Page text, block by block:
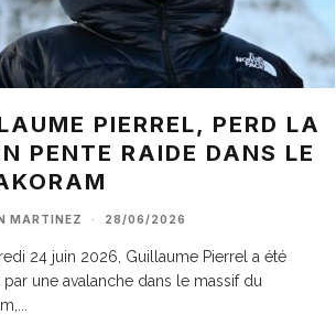
PIERREL, PERD LA
PENTE RAIDE DANS LE
MARTINEZ · 28/06/2026
24 juin 2026, Guillaume Pierrel a été
une avalanche dans le massif du